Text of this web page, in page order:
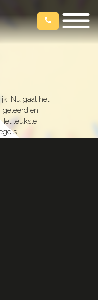
Nu gaat het
geleerd en
leukste